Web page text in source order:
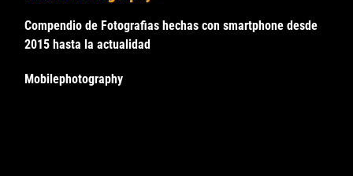
Compendio de Fotografias hechas con smartphone desde
2015 hasta la actualidad
Mobilephotography